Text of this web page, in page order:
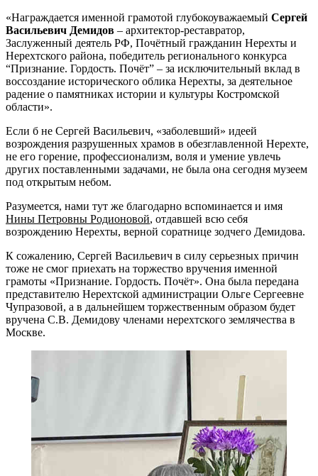
«Награждается именной грамотой глубокоуважаемый Сергей
Васильевич Демидов – архитектор-реставратор,
Заслуженный деятель РФ, Почётный гражданин Нерехты и
Нерехтского района, победитель регионального конкурса
“Признание. Гордость. Почёт” – за исключительный вклад в
воссоздание исторического облика Нерехты, за деятельное
радение о памятниках истории и культуры Костромской
области».
Если б не Сергей Васильевич, «заболевший» идеей
возрождения разрушенных храмов в обезглавленной Нерехте,
не его горение, профессионализм, воля и умение увлечь
других поставленными задачами, не была она сегодня музеем
под открытым небом.
Разумеется, нами тут же благодарно вспоминается и имя
Нины Петровны Родионовой, отдавшей всю себя
возрождению Нерехты, верной соратнице зодчего Демидова.
К сожалению, Сергей Васильевич в силу серьезных причин
тоже не смог приехать на торжество вручения именной
грамоты «Признание. Гордость. Почёт». Она была передана
представителю Нерехтской администрации Ольге Сергеевне
Чупразовой, а в дальнейшем торжественным образом будет
вручена С.В. Демидову членами нерехтского землячества в
Москве.